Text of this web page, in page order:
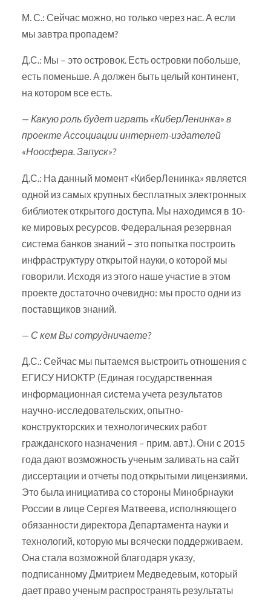
М. С.: Сейчас можно, но только через нас. А если
мы завтра пропадем?
Д.С.: Мы – это островок. Есть островки побольше,
есть поменьше. А должен быть целый континент,
на котором все есть.
— Какую роль будет играть «КиберЛенинка» в
проекте Ассоциации интернет-издателей
«Ноосфера. Запуск»?
Д.С.: На данный момент «КиберЛенинка» является
одной из самых крупных бесплатных электронных
библиотек открытого доступа. Мы находимся в 10-
ке мировых ресурсов. Федеральная резервная
система банков знаний – это попытка построить
инфраструктуру открытой науки, о которой мы
говорили. Исходя из этого наше участие в этом
проекте достаточно очевидно: мы просто одни из
поставщиков знаний.
— С кем Вы сотрудничаете?
Д.С.: Сейчас мы пытаемся выстроить отношения с
ЕГИСУ НИОКТР (Единая государственная
информационная система учета результатов
научно-исследовательских, опытно-
конструкторских и технологических работ
гражданского назначения – прим. авт.). Они с 2015
года дают возможность ученым заливать на сайт
диссертации и отчеты под открытыми лицензиями.
Это была инициатива со стороны Минобрнауки
России в лице Сергея Матвеева, исполняющего
обязанности директора Департамента науки и
технологий, которую мы всячески поддерживаем.
Она стала возможной благодаря указу,
подписанному Дмитрием Медведевым, который
дает право ученым распространять результаты